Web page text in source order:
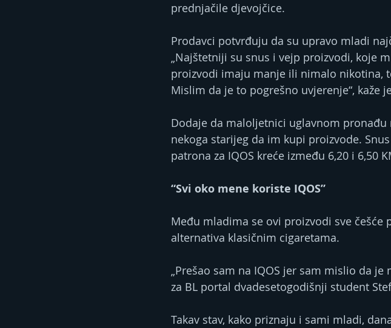
prednjačile djevojčice.
Prodavci potvrđuju da su upravo mladi
„Najštetniji su snus i vejp proizvodi, koje
proizvodi imaju manje ili nimalo nikotina,
Mislim da je to pogrešno uvjerenje“, kaže
Dodaje da maloljetnici uglavnom
nekoga starijeg da im kupi proizvode.
patrona za IQOS kreće između 6,20 i 6,50
“Svi oko mene koriste IQOS”
Među mladima se ovi proizvodi sve češće
alternativa klasičnim cigaretama.
„Prešao sam na IQOS jer sam mislio da
za BL portal dvadesetogodišnji student
Takav stav, kako priznaju i sami mladi,